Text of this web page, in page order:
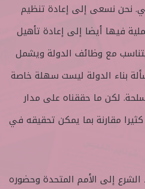
نحن نسعى إلى إعادة تنظيم
فيها أيضا إلى إعادة تأهيل
مع وظائف الدولة ويشمل
بناء الدولة ليست سهلة خاصة
لكن ما حققناه على مدار
مقارنة بما يمكن تحقيقه في
إلى الأمم المتحدة وحضوره